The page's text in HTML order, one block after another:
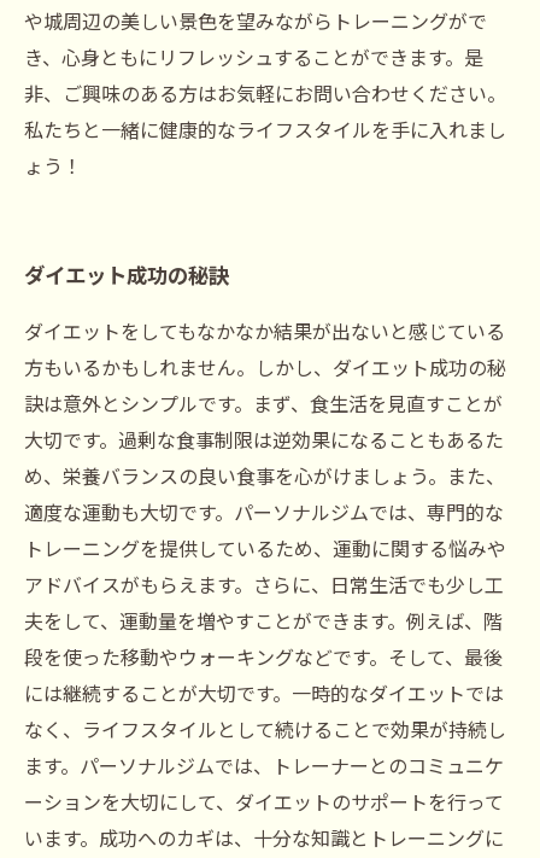
や城周辺の美しい景色を望みながらトレーニングがで
き、心身ともにリフレッシュすることができます。是
非、ご興味のある方はお気軽にお問い合わせください。
私たちと一緒に健康的なライフスタイルを手に入れまし
ょう！
ダイエット成功の秘訣
ダイエットをしてもなかなか結果が出ないと感じている
方もいるかもしれません。しかし、ダイエット成功の秘
訣は意外とシンプルです。まず、食生活を見直すことが
大切です。過剰な食事制限は逆効果になることもあるた
め、栄養バランスの良い食事を心がけましょう。また、
適度な運動も大切です。パーソナルジムでは、専門的な
トレーニングを提供しているため、運動に関する悩みや
アドバイスがもらえます。さらに、日常生活でも少し工
夫をして、運動量を増やすことができます。例えば、階
段を使った移動やウォーキングなどです。そして、最後
には継続することが大切です。一時的なダイエットでは
なく、ライフスタイルとして続けることで効果が持続し
ます。パーソナルジムでは、トレーナーとのコミュニケ
ーションを大切にして、ダイエットのサポートを行って
います。成功へのカギは、十分な知識とトレーニングに